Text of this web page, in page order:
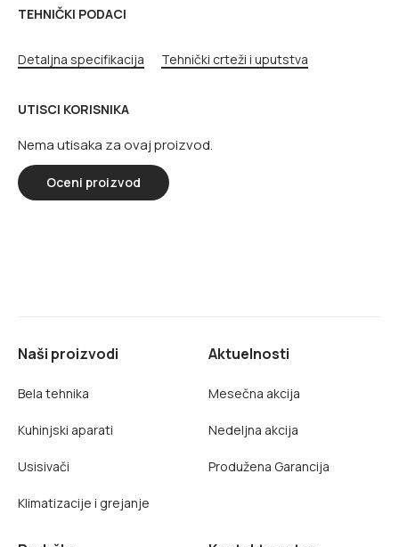
TEHNIČKI PODACI
Detaljna specifikacija Tehnički crteži i uputstva
UTISCI KORISNIKA
Nema utisaka za ovaj proizvod.
Oceni proizvod
Naši proizvodi
Bela tehnika
Kuhinjski aparati
Usisivači
Klimatizacije i grejanje
Aktuelnosti
Mesečna akcija
Nedeljna akcija
Produžena Garancija